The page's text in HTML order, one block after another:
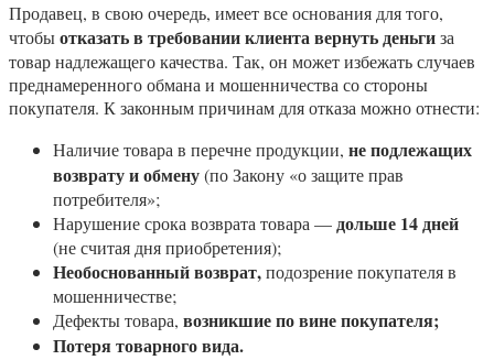
Продавец, в свою очередь, имеет все основания для того,
чтобыотказать в требовании клиента вернуть деньгиза
товар надлежащего качества. Так, он может избежать случаев
преднамеренного обмана и мошенничества со стороны
покупателя. К законным причинам для отказа можно отнести:
Наличие товара в перечне продукции, не подлежащих
возврату и обмену(по Закону «о защите прав
потребителя»;
Нарушение срока возврата товара —дольше 14 дней
(не считая дня приобретения);
Необоснованный возврат,подозрение покупателя в
мошенничестве;
Дефекты товара, возникшие по вине покупателя;
Потеря товарного вида.